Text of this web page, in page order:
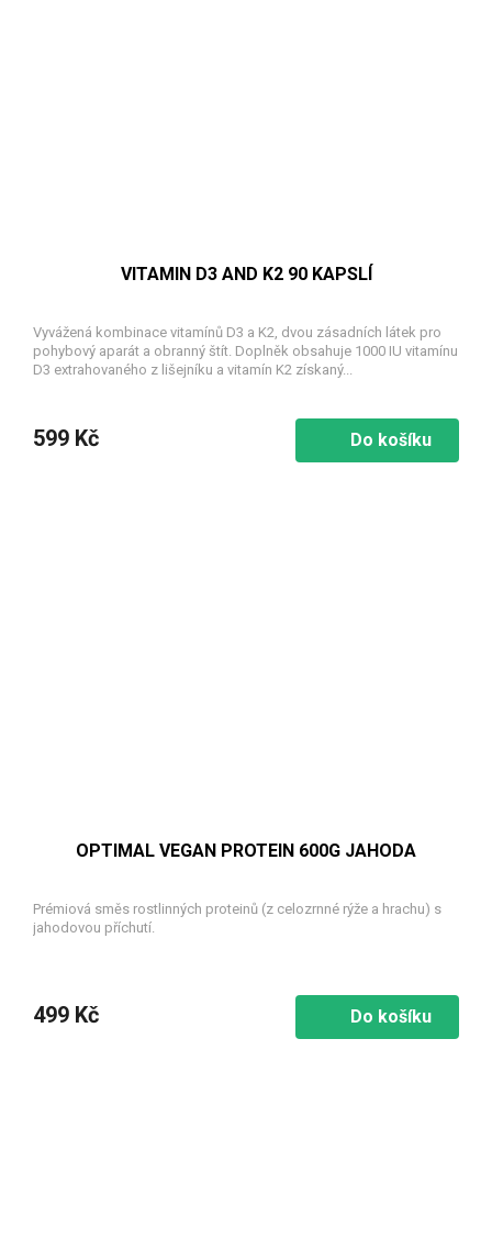
VITAMIN D3 AND K2 90 KAPSLÍ
Vyvážená kombinace vitamínů D3 a K2, dvou zásadních látek pro
pohybový aparát a obranný štít. Doplněk obsahuje 1000 IU vitamínu
D3 extrahovaného z lišejníku a vitamín K2 získaný...
599 Kč Do košíku
OPTIMAL VEGAN PROTEIN 600G JAHODA
Prémiová směs rostlinných proteinů (z celozrnné rýže a hrachu) s
jahodovou příchutí.
499 Kč Do košíku